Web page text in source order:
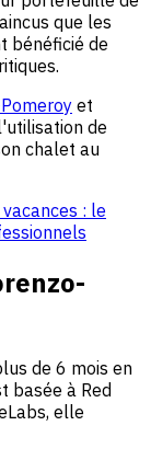
que les
bénéficié de
et
de
chalet au
: le
de 6 mois en
basée à Red
elle